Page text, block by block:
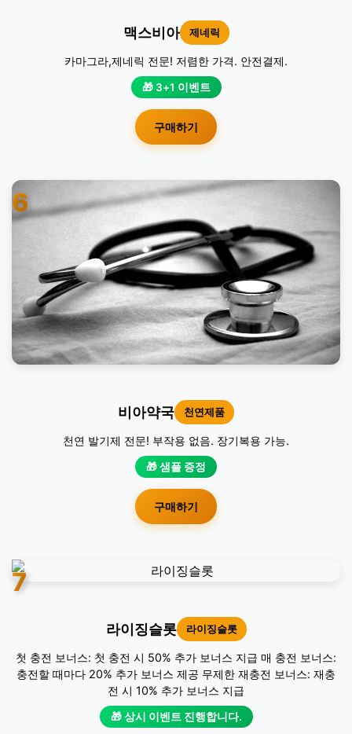
맥스비아 제네릭
카마그라,제네릭 전문! 저렴한 가격. 안전결제.
🎁 3+1 이벤트
구매하기
6
비아약국 천연제품
천연 발기제 전문! 부작용 없음. 장기복용 가능.
🎁 샘플 증정
구매하기
7
라이징슬롯 라이징슬롯
첫 충전 보너스: 첫 충전 시 50% 추가 보너스 지급 매 충전 보너스:
충전할 때마다 20% 추가 보너스 제공 무제한 재충전 보너스: 재충
전 시 10% 추가 보너스 지급
🎁 상시 이벤트 진행합니다.